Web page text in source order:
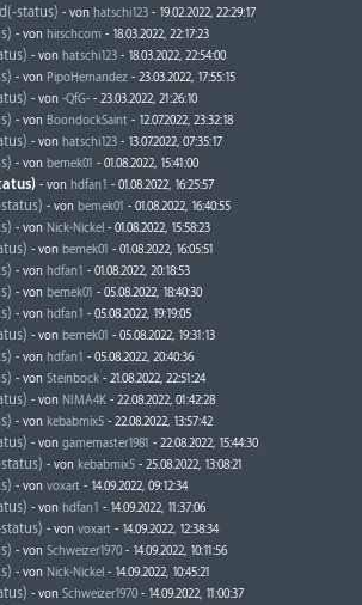
status) - von hatschi123 - 19.02.2022, 22:29:17
- von hirschcom - 18.03.2022, 22:17:23
- von hatschi123 - 18.03.2022, 22:54:00
- von PipoHernandez - 23.03.2022, 17:55:15
- von -QfG- - 23.03.2022, 21:26:10
- von BoondockSaint - 12.07.2022, 23:32:18
- von hatschi123 - 13.07.2022, 07:35:17
- von bemek01 - 01.08.2022, 15:41:00
- von hdfan1 - 01.08.2022, 16:25:57
- von bemek01 - 01.08.2022, 16:40:55
- von Nick-Nickel - 01.08.2022, 15:58:23
- von bemek01 - 01.08.2022, 16:05:51
- von hdfan1 - 01.08.2022, 20:18:53
- von bemek01 - 05.08.2022, 18:40:30
- von hdfan1 - 05.08.2022, 19:19:05
- von bemek01 - 05.08.2022, 19:31:13
- von hdfan1 - 05.08.2022, 20:40:36
- von Steinbock - 21.08.2022, 22:51:24
- von NIMA4K - 22.08.2022, 01:42:28
- von kebabmix5 - 22.08.2022, 13:57:42
- von gamemaster1981 - 22.08.2022, 15:44:30
- von kebabmix5 - 25.08.2022, 13:08:21
- von voxart - 14.09.2022, 09:12:34
- von hdfan1 - 14.09.2022, 11:37:06
- von voxart - 14.09.2022, 12:38:34
- von Schweizer1970 - 14.09.2022, 10:11:56
- von Nick-Nickel - 14.09.2022, 10:45:21
- von Schweizer1970 - 14.09.2022, 11:00:37